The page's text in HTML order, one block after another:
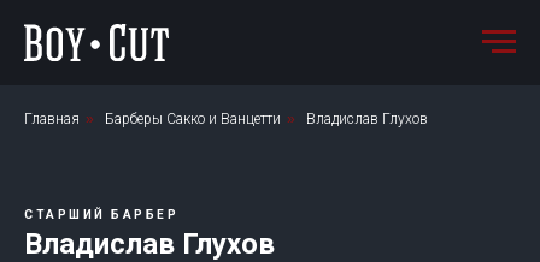
Главная » Барберы Cакко и Ванцетти » Владислав Глухов
СТАРШИЙ БАРБЕР
Владислав Глухов